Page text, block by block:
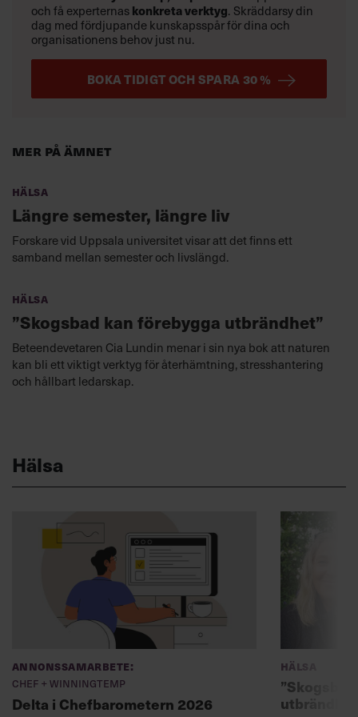
Mer på ämnet
Hälsa
Längre semester, längre liv
Forskare vid Uppsala universitet visar att det finns ett
samband mellan semester och livslängd.
Hälsa
”Skogsbad kan förebygga utbrändhet”
Beteendevetaren Cia Lundin menar i sin nya bok att naturen
kan bli ett viktigt verktyg för återhämtning, stresshantering
och hållbart ledarskap.
och få experternaskonkreta verktyg. Skräddarsy din
dag med fördjupande kunskapsspår för dina och
organisationens behov just nu.
BOKA TIDIGT OCH SPARA 30 %
Hälsa
Annonssamarbete:
Chef + Winningtemp
Delta i Chefbarometern 2026
Hälsa